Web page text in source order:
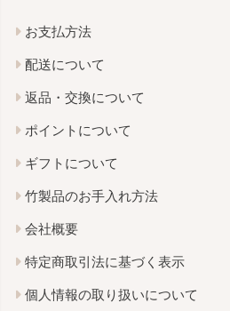
お支払方法
配送について
返品・交換について
ポイントについて
ギフトについて
竹製品のお手入れ方法
会社概要
特定商取引法に基づく表示
個人情報の取り扱いについて